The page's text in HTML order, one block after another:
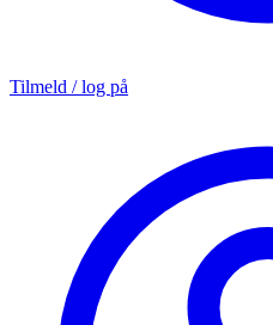
Tilmeld / log på